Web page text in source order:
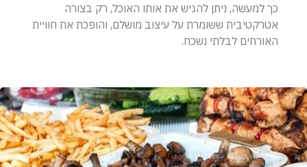
כך למעשה, ניתן להגיש את אותו האוכל, רק בצורה
אטרקטיבית ששומרת על עיצוב מושלם, והופכת את חוויית
האורחים לבלתי נשכח.